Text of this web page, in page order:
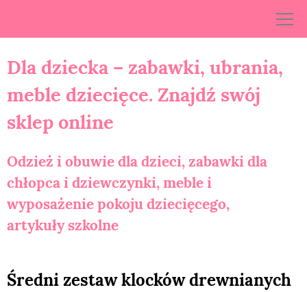
Dla dziecka – zabawki, ubrania,
meble dziecięce. Znajdź swój
sklep online
Odzież i obuwie dla dzieci, zabawki dla
chłopca i dziewczynki, meble i
wyposażenie pokoju dziecięcego,
artykuły szkolne
Średni zestaw klocków drewnianych